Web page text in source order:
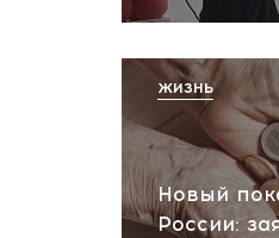
Новый
России:
ЖИЗНЬ